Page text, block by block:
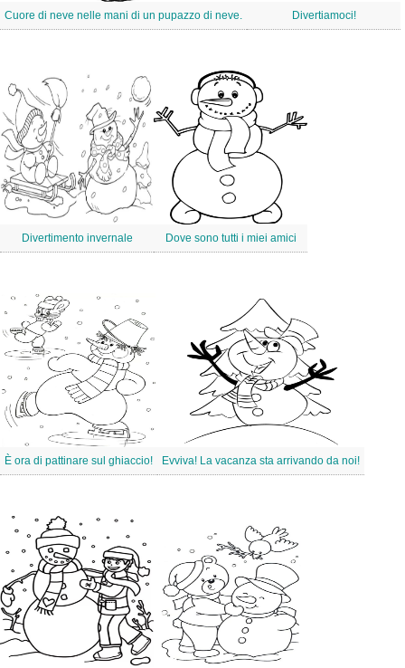
Cuore di neve nelle mani di un pupazzo di neve. Divertiamoci!
Divertimento invernale Dove sono tutti i miei amici
È ora di pattinare sul ghiaccio! Evviva! La vacanza sta arrivando da noi!